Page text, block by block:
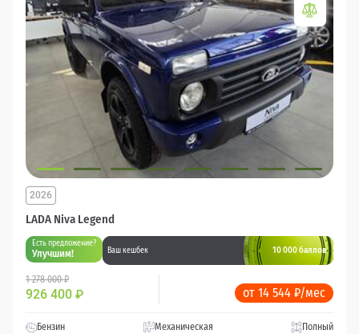
LADA Niva Legend
2026
Есть предложение?
Улучшим! Ваш кешбек 10 000 баллов
1 278 000 ₽
926 400 ₽ от 14 544 ₽/мес
Бензин Механическая Полный